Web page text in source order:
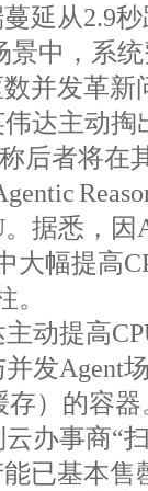
延从2.9
中，系
并发革新
达主动掏
后者将在
据悉，因
大幅提高
。
提高
发Agent
存）的容
事商“扫
已基本